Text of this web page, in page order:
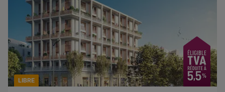
LIBRE